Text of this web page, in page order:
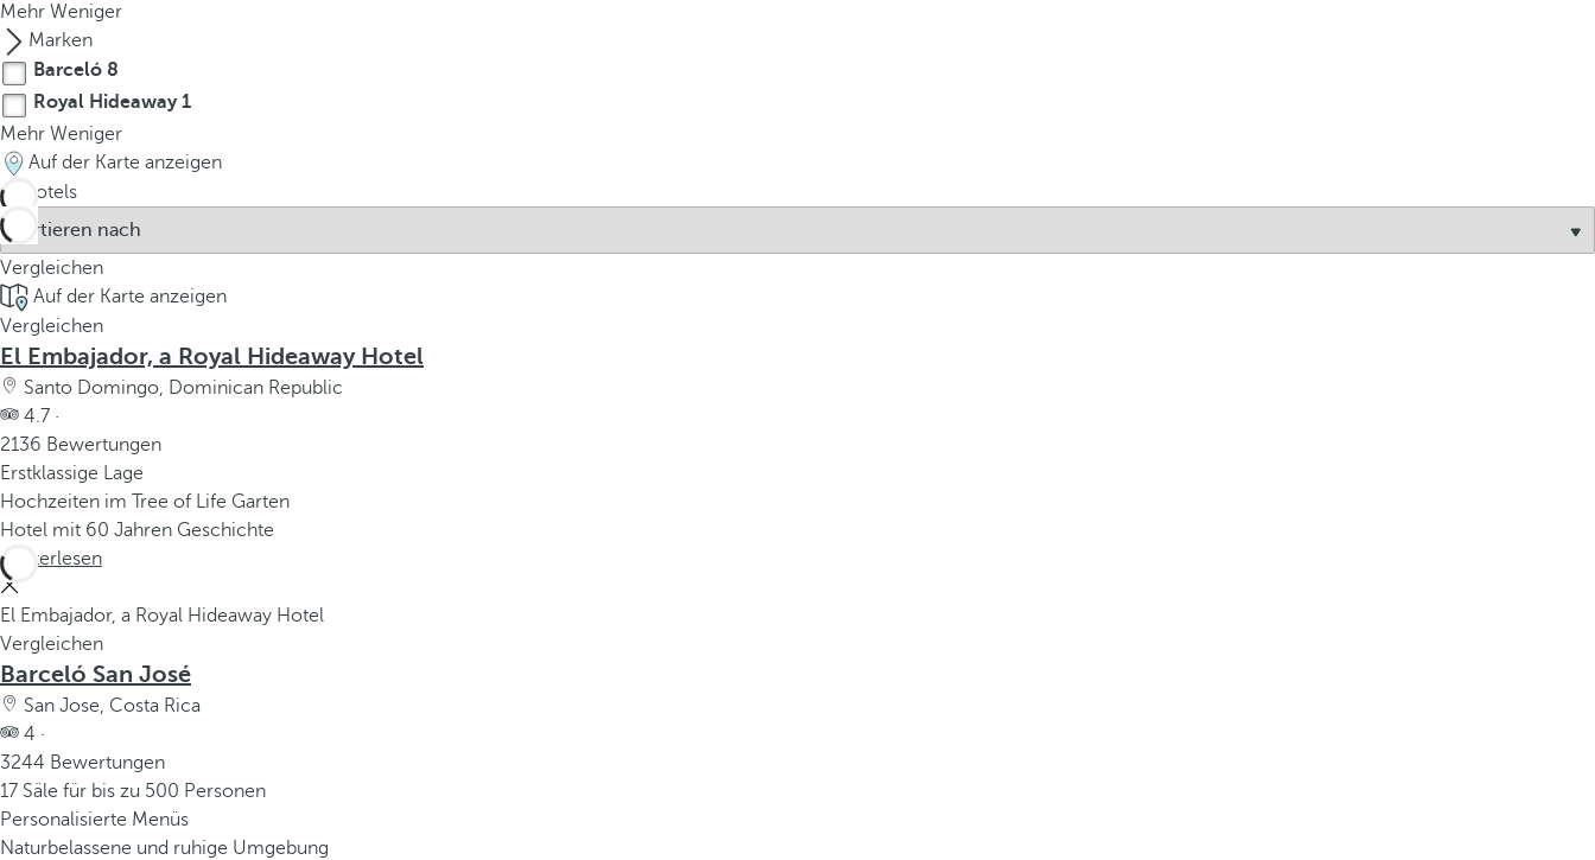
Mehr Weniger
Marken
Barceló 8
Royal Hideaway1
Mehr Weniger
Auf der Karte anzeigen
9
Hotels
Vergleichen
Auf der Karte anzeigen
Vergleichen
El Embajador, a Royal Hideaway Hotel
Santo Domingo, Dominican Republic
4.7 ·
2136 Bewertungen
Erstklassige Lage
Hochzeiten im Tree of Life Garten
Hotel mit 60 Jahren Geschichte
Weiterlesen
El Embajador, a Royal Hideaway Hotel
Vergleichen
Barceló San José
San Jose, Costa Rica
4 ·
3244 Bewertungen
17 Säle für bis zu 500 Personen
Personalisierte Menüs
Naturbelassene und ruhige Umgebung